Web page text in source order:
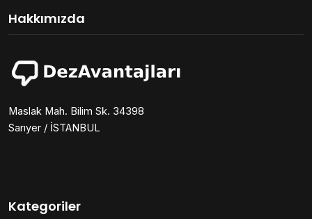
Hakkımızda
Maslak Mah. Bilim Sk. 34398
Sarıyer / İSTANBUL
Kategoriler